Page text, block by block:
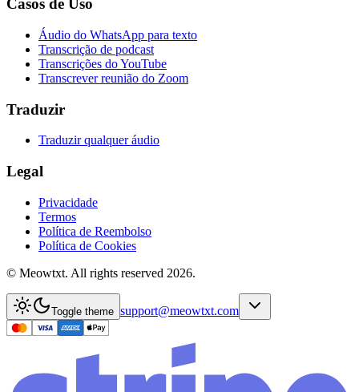
Casos de Uso
Áudio do WhatsApp para texto
Transcrição de podcast
Transcrições do YouTube
Transcrever reunião do Zoom
Traduzir
Traduzir qualquer áudio
Legal
Privacidade
Termos
Política de Reembolso
Política de Cookies
© Meowtxt. All rights reserved 2026.
Toggle theme support@meowtxt.com